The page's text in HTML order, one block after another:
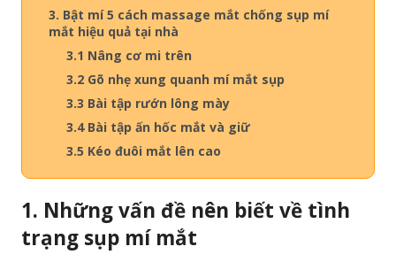
3. Bật mí 5 cách massage mắt chống sụp mí
mắt hiệu quả tại nhà
3.1 Nâng cơ mi trên
3.2 Gõ nhẹ xung quanh mí mắt sụp
3.3 Bài tập rướn lông mày
3.4 Bài tập ấn hốc mắt và giữ
3.5 Kéo đuôi mắt lên cao
1. Những vấn đề nên biết về tình
trạng sụp mí mắt